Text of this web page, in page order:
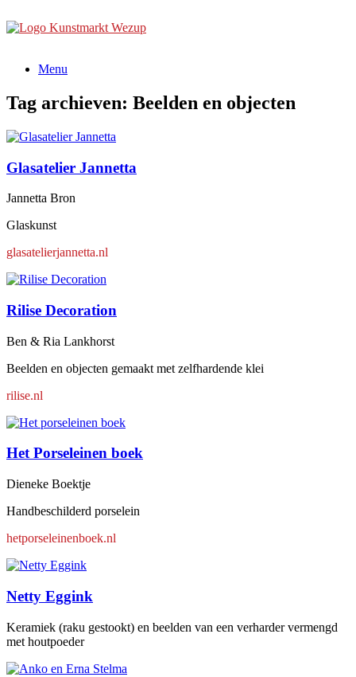
naar
Menu
Tag archieven: Beelden en objecten
Glasatelier Jannetta
Jannetta Bron
Glaskunst
glasatelierjannetta.nl
Rilise Decoration
Ben & Ria Lankhorst
Beelden en objecten gemaakt met zelfhardende klei
rilise.nl
Het Porseleinen boek
Dieneke Boektje
Handbeschilderd porselein
hetporseleinenboek.nl
Netty Eggink
Keramiek (raku gestookt) en beelden van een verharder vermengd
met houtpoeder